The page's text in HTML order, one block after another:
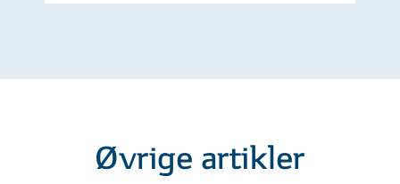
Øvrige artikler